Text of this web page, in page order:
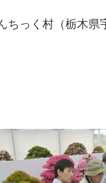
っく村（栃木県